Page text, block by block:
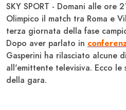
SKY SPORT - Domani alle ore
Olimpico il match tra Roma e
terza giornata della fase
Dopo aver parlato in
Gasperini ha rilasciato alcune
all'emittente televisiva. Ecco le
della gara.